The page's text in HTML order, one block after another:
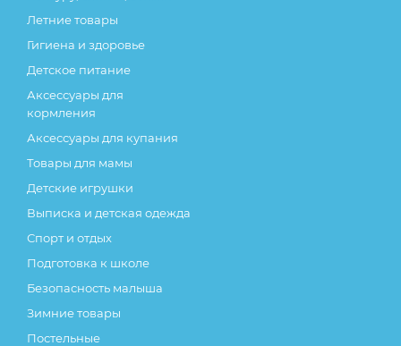
Летние товары
Гигиена и здоровье
Детское питание
Аксессуары для
кормления
Аксессуары для купания
Товары для мамы
Детские игрушки
Выписка и детская одежда
Спорт и отдых
Подготовка к школе
Безопасность малыша
Зимние товары
Постельные